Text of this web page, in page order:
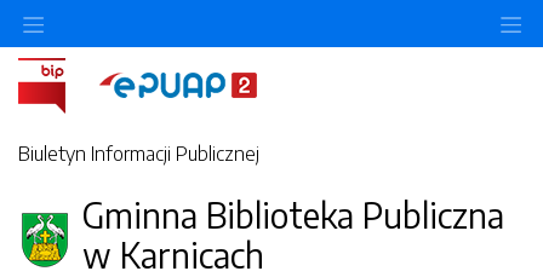
Biuletyn Informacji Publicznej
Gminna Biblioteka Publiczna
w Karnicach